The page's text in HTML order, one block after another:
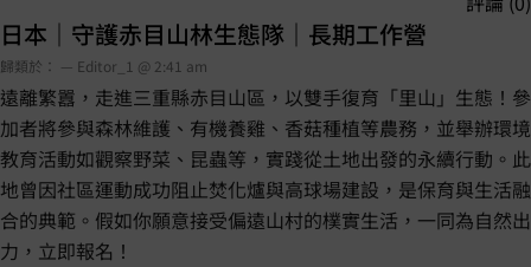
日本｜守護赤目山林生態隊｜長期工作營
歸類於： — Editor_1 @ 2:41 am
遠離繁囂，走進三重縣赤目山區，以雙手復育「里山」生態！參
加者將參與森林維護、有機養雞、香菇種植等農務，並舉辦環境
教育活動如觀察野菜、昆蟲等，實踐從土地出發的永續行動。此
地曾因社區運動成功阻止焚化爐與高球場建設，是保育與生活融
合的典範。假如你願意接受偏遠山村的樸實生活，一同為自然出
力，立即報名！